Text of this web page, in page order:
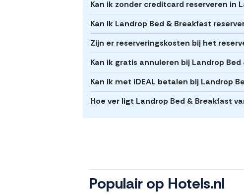
Kan ik zonder creditcard reserveren in
Kan ik Landrop Bed & Breakfast
Zijn er reserveringskosten bij het
Kan ik gratis annuleren bij Landrop Bed
Kan ik met iDEAL betalen bij Landrop
Hoe ver ligt Landrop Bed & Breakfast
Populair op Hotels.nl